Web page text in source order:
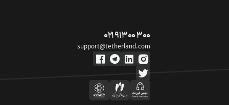
۰۲۱ ۹۱ ۳۰۰ ۳۰۰
support@tetherland.com